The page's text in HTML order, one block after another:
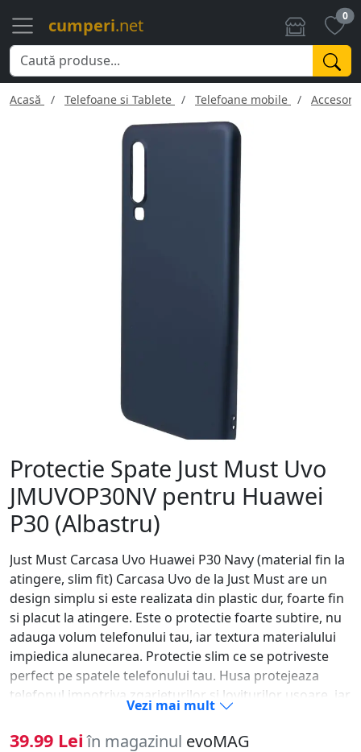
cumperi.net 0
Acasă Telefoane si Tablete Telefoane mobile
Protectie Spate Just Must Uvo
JMUVOP30NV pentru Huawei
P30 (Albastru)
Just Must Carcasa Uvo Huawei P30 Navy (material fin la
atingere, slim fit) Carcasa Uvo de la Just Must are un
design simplu si este realizata din plastic dur, foarte fin
si placut la atingere. Este o protectie foarte subtire, nu
adauga volum telefonului tau, iar textura materialului
impiedica alunecarea. Protectie slim ce se potriveste
perfect pe spatele telefonului tau. Husa protejeaza
telefonul impotriva zgarieturilor si loviturilor usoare, iar
decupajele exacte permit accesul la functiile
teleofonului. De asemenea butoanele sunt acoperite
Vezi mai mult
39.99 Lei în magazinul evoMAG